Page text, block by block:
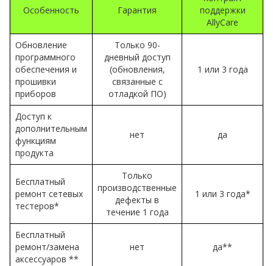
Особенность Гарантия
поддержки
AllyCare
Обновление
программного
обеспечения и
прошивки
приборов
Только 90-
дневный доступ
(обновления,
связанные с
отладкой ПО)
1 или 3 года
Доступ к
дополнительным
функциям
продукта
нет да
Бесплатный
ремонт сетевых
тестеров*
Только
производственные
дефекты в
течение 1 года
1 или 3 года*
Бесплатный
ремонт/замена
аксессуаров **
нет да**